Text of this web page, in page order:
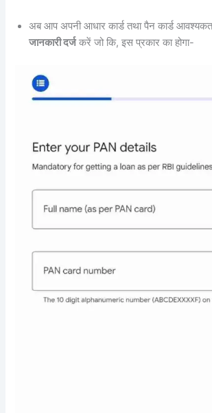
अब आप अपनी आधार कार्ड तथा पैन कार्ड
जानकारी दर्जकरें जो कि, इस प्रकार का होगा-